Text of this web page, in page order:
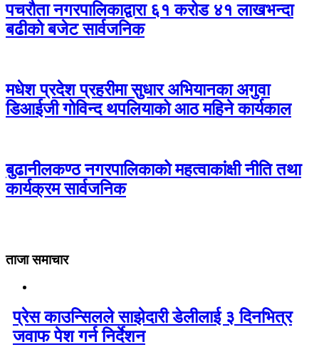
पचरौता नगरपालिकाद्वारा ६१ करोड ४१ लाखभन्दा
बढीको बजेट सार्वजनिक
मधेश प्रदेश प्रहरीमा सुधार अभियानका अगुवा
डिआईजी गोविन्द थपलियाको आठ महिने कार्यकाल
बुढानीलकण्ठ नगरपालिकाको महत्वाकांक्षी नीति तथा
कार्यक्रम सार्वजनिक
ताजा समाचार
प्रेस काउन्सिलले साझेदारी डेलीलाई ३ दिनभित्र
जवाफ पेश गर्न निर्देशन